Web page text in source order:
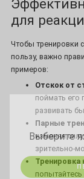
для
Чтобы тренировки
пользу, важно
примеров:
Отскок от
поймать его
развивать
Парные
изменяя
зрительно-
Тренировка
Выберите